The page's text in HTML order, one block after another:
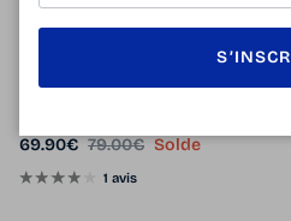
lumière bleue Free 446 Noir
Prix soldé
69.90€ Prix habituel
79.00€ Solde
1 avis